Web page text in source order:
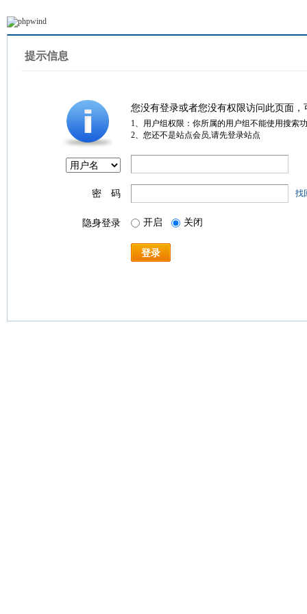
提示信息
您没有登录或者您没有权限访问此页面
1、用户组权限：你所属的用户组不能使用搜索
2、您还不是站点会员,请先登录站点
密 码 找
隐身登录 开启 关闭
登录